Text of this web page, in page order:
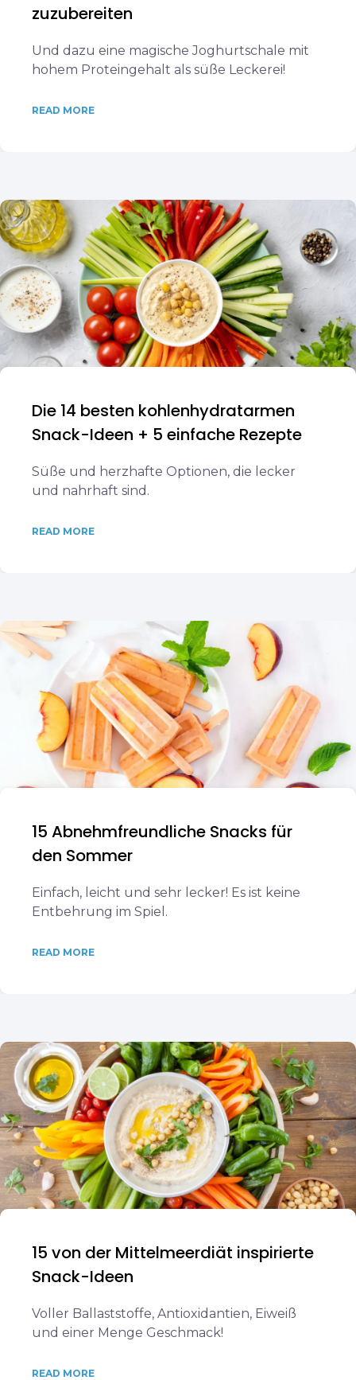
zuzubereiten
Und dazu eine magische Joghurtschale mit
hohem Proteingehalt als süße Leckerei!
READ MORE
Die 14 besten kohlenhydratarmen
Snack-Ideen + 5 einfache Rezepte
Süße und herzhafte Optionen, die lecker
und nahrhaft sind.
READ MORE
15 Abnehmfreundliche Snacks für
den Sommer
Einfach, leicht und sehr lecker! Es ist keine
Entbehrung im Spiel.
READ MORE
15 von der Mittelmeerdiät inspirierte
Snack-Ideen
Voller Ballaststoffe, Antioxidantien, Eiweiß
und einer Menge Geschmack!
READ MORE